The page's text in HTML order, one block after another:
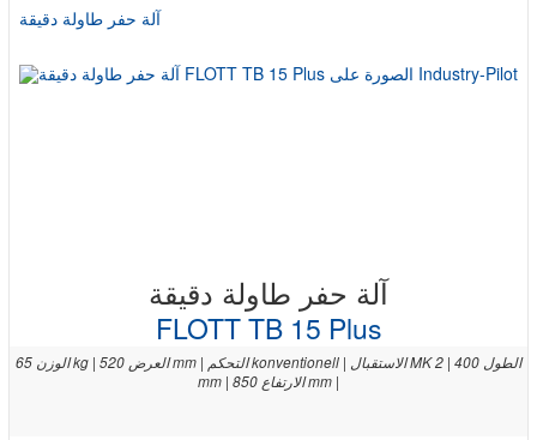
آلة حفر طاولة دقيقة
آلة حفر طاولة دقيقة
FLOTT TB 15 Plus
الوزن 65 kg | العرض 520 mm | التحكم konventionell | الاستقبال MK 2 | الطول 400
mm | الارتفاع 850 mm |